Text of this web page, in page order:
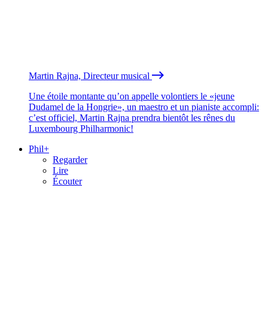
Martin Rajna, Directeur musical
Une étoile montante qu’on appelle volontiers le «jeune
Dudamel de la Hongrie», un maestro et un pianiste accompli:
c’est officiel, Martin Rajna prendra bientôt les rênes du
Luxembourg Philharmonic!
Phil+
Regarder
Lire
Écouter